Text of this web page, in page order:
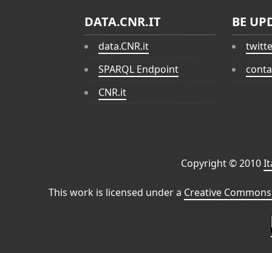
DATA.CNR.IT
data.CNR.it
SPARQL Endpoint
CNR.it
BE
Copyright © 2010
This work is licensed under a Creative